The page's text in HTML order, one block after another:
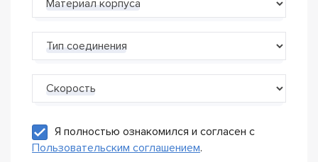
Материал корпуса
Тип соединения
Скорость
Я полностью ознакомился и согласен с
Пользовательским соглашением.